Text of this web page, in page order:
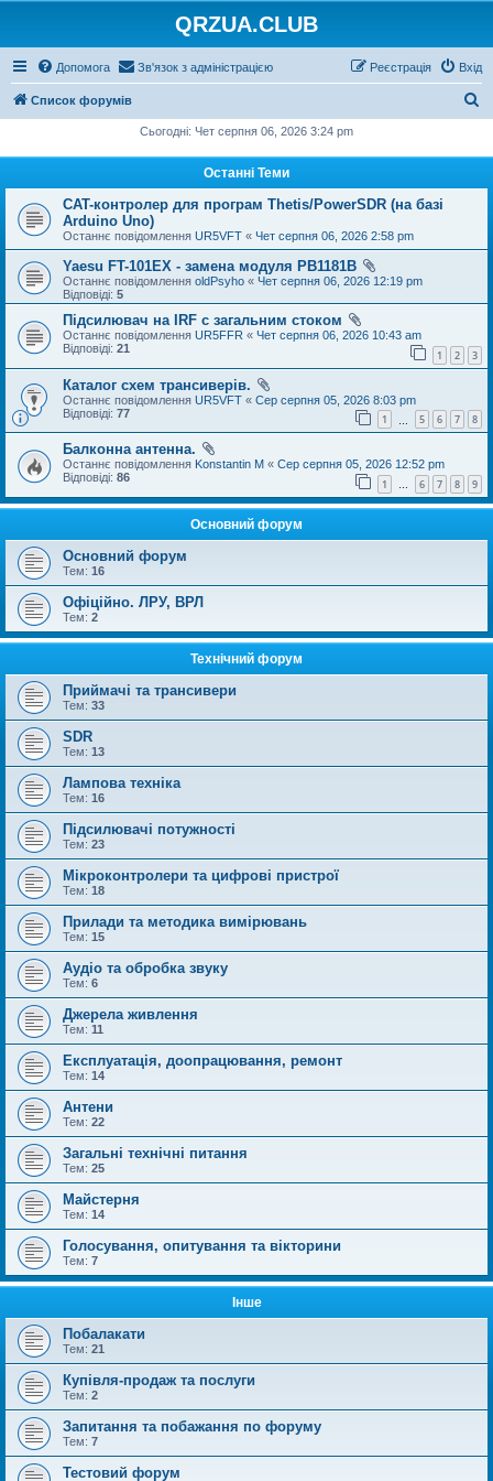
QRZUA.CLUB
Допомога Зв'язок з адміністрацією Вхід
Реєстрація
Список форумів
Сьогодні: Чет серпня 06, 2026 3:24 pm
Останні Теми
CAT-контролер для програм Thetis/PowerSDR (на базі
Arduino Uno)
Останнє повідомлення UR5VFT « Чет серпня 06, 2026 2:58 pm
Yaesu FT-101EX - замена модуля PB1181B
Останнє повідомлення oldPsyho « Чет серпня 06, 2026 12:19 pm
Відповіді: 5
Підсилювач на IRF с загальним стоком
Останнє повідомлення UR5FFR « Чет серпня 06, 2026 10:43 am
Відповіді: 21 1 2 3
Каталог схем трансиверів.
Останнє повідомлення UR5VFT « Сер серпня 05, 2026 8:03 pm
Відповіді: 77 1 5 6 7 8
Балконна антенна.
Останнє повідомлення Konstantin M « Сер серпня 05, 2026 12:52 pm
Відповіді: 86 1 … 6 7 8 9
Основний форум
Основний форум
Тем: 16
Офіційно. ЛРУ, ВРЛ
Тем: 2
Технічний форум
Приймачі та трансивери
Тем: 33
SDR
Тем: 13
Лампова техніка
Тем: 16
Підсилювачі потужності
Тем: 23
Мікроконтролери та цифрові пристрої
Тем: 18
Прилади та методика вимірювань
Тем: 15
Аудіо та обробка звуку
Тем: 6
Джерела живлення
Тем: 11
Експлуатація, доопрацювання, ремонт
Тем: 14
Антени
Тем: 22
Загальні технічні питання
Тем: 25
Майстерня
Тем: 14
Голосування, опитування та вікторини
Тем: 7
Інше
Побалакати
Тем: 21
Купівля-продаж та послуги
Тем: 2
Запитання та побажання по форуму
Тем: 7
Тестовий форум